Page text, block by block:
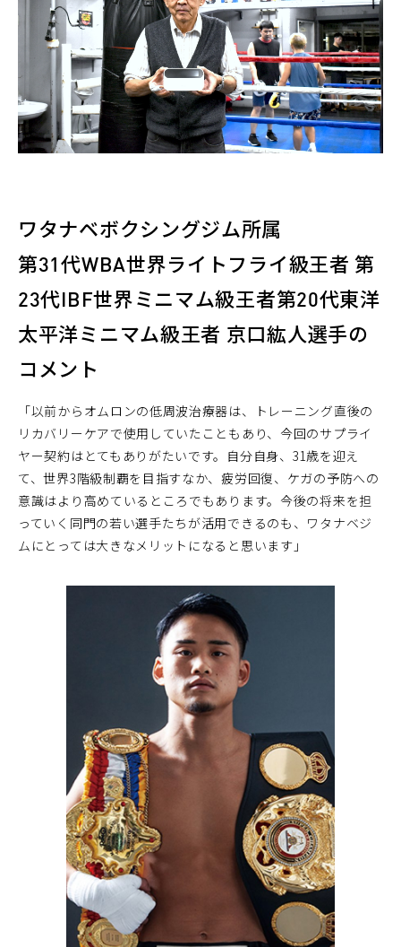
ワタナベボクシングジム所属
第31代WBA世界ライトフライ級王者 第
23代IBF世界ミニマム級王者第20代東洋
太平洋ミニマム級王者 京口紘人選手の
コメント
「以前からオムロンの低周波治療器は、トレーニング直後の
リカバリーケアで使用していたこともあり、今回のサプライ
ヤー契約はとてもありがたいです。自分自身、31歳を迎え
て、世界3階級制覇を目指すなか、疲労回復、ケガの予防への
意識はより高めているところでもあります。今後の将来を担
っていく同門の若い選手たちが活用できるのも、ワタナベジ
ムにとっては大きなメリットになると思います」